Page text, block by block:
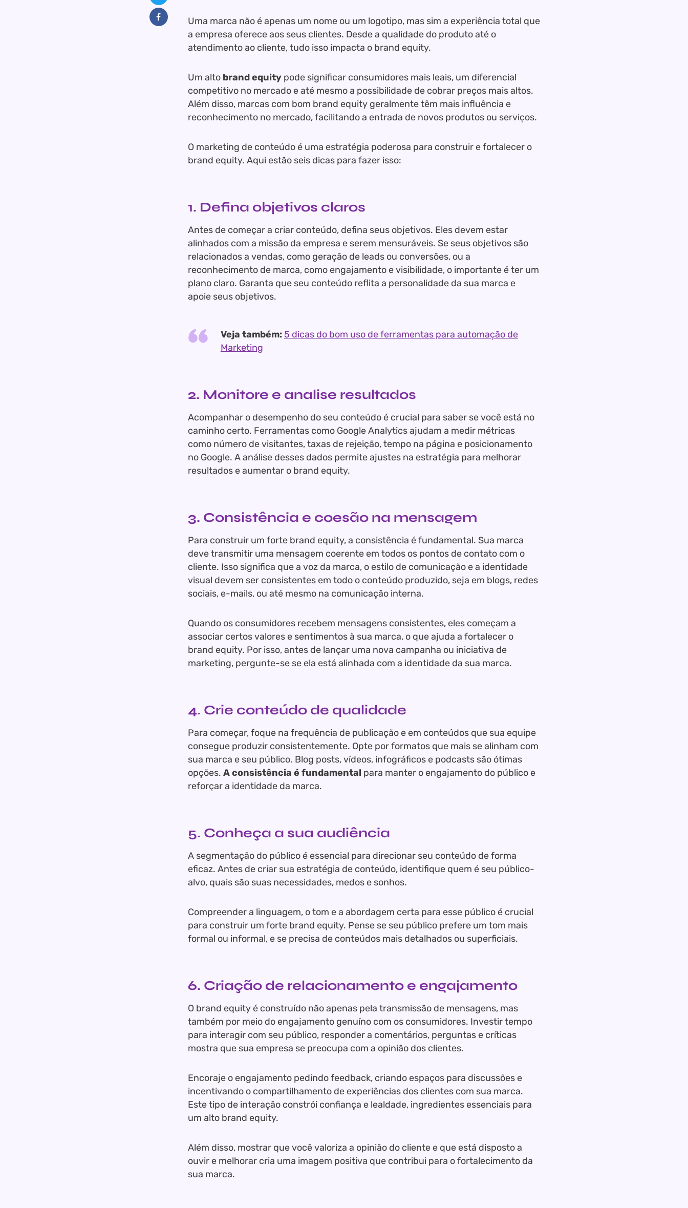
Uma marca não é apenas um nome ou um logotipo, mas sim a experiência total que
a empresa oferece aos seus clientes. Desde a qualidade do produto até o
atendimento ao cliente, tudo isso impacta o brand equity.
Um alto brand equitypode significar consumidores mais leais, um diferencial
competitivo no mercado e até mesmo a possibilidade de cobrar preços mais altos.
Além disso, marcas com bom brand equity geralmente têm mais influência e
reconhecimento no mercado, facilitando a entrada de novos produtos ou serviços.
O marketing de conteúdo é uma estratégia poderosa para construir e fortalecer o
brand equity. Aqui estão seis dicas para fazer isso:
1. Defina objetivos claros
Antes de começar a criar conteúdo, defina seus objetivos. Eles devem estar
alinhados com a missão da empresa e serem mensuráveis. Se seus objetivos são
relacionados a vendas, como geração de leads ou conversões, ou a
reconhecimento de marca, como engajamento e visibilidade, o importante é ter um
plano claro. Garanta que seu conteúdo reflita a personalidade da sua marca e
apoie seus objetivos.
Veja também: 5 dicas do bom uso de ferramentas para automação de
Marketing
2. Monitore e analise resultados
Acompanhar o desempenho do seu conteúdo é crucial para saber se você está no
caminho certo. Ferramentas como Google Analytics ajudam a medir métricas
como número de visitantes, taxas de rejeição, tempo na página e posicionamento
no Google. A análise desses dados permite ajustes na estratégia para melhorar
resultados e aumentar o brand equity.
3. Consistência e coesão na mensagem
Para construir um forte brand equity, a consistência é fundamental. Sua marca
deve transmitir uma mensagem coerente em todos os pontos de contato com o
cliente. Isso significa que a voz da marca, o estilo de comunicação e a identidade
visual devem ser consistentes em todo o conteúdo produzido, seja em blogs, redes
sociais, e-mails, ou até mesmo na comunicação interna.
Quando os consumidores recebem mensagens consistentes, eles começam a
associar certos valores e sentimentos à sua marca, o que ajuda a fortalecer o
brand equity. Por isso, antes de lançar uma nova campanha ou iniciativa de
marketing, pergunte-se se ela está alinhada com a identidade da sua marca.
4. Crie conteúdo de qualidade
Para começar, foque na frequência de publicação e em conteúdos que sua equipe
consegue produzir consistentemente. Opte por formatos que mais se alinham com
sua marca e seu público. Blog posts, vídeos, infográficos e podcasts são ótimas
opções. A consistência é fundamental para manter o engajamento do público e
reforçar a identidade da marca.
5. Conheça a sua audiência
A segmentação do público é essencial para direcionar seu conteúdo de forma
eficaz. Antes de criar sua estratégia de conteúdo, identifique quem é seu público-
alvo, quais são suas necessidades, medos e sonhos.
Compreender a linguagem, o tom e a abordagem certa para esse público é crucial
para construir um forte brand equity. Pense se seu público prefere um tom mais
formal ou informal, e se precisa de conteúdos mais detalhados ou superficiais.
6. Criação de relacionamento e engajamento
O brand equity é construído não apenas pela transmissão de mensagens, mas
também por meio do engajamento genuíno com os consumidores. Investir tempo
para interagir com seu público, responder a comentários, perguntas e críticas
mostra que sua empresa se preocupa com a opinião dos clientes.
Encoraje o engajamento pedindo feedback, criando espaços para discussões e
incentivando o compartilhamento de experiências dos clientes com sua marca.
Este tipo de interação constrói confiança e lealdade, ingredientes essenciais para
um alto brand equity.
Além disso, mostrar que você valoriza a opinião do cliente e que está disposto a
ouvir e melhorar cria uma imagem positiva que contribui para o fortalecimento da
sua marca.